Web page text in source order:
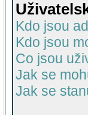
Kdo jsou
Kdo jsou
Co jsou
Jak se
Jak se